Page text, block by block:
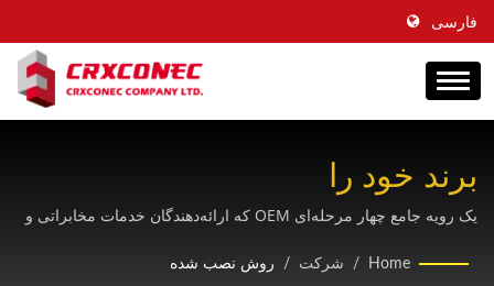
فارسی
برند خود را
باCRXCONECراهکارهای
کابل‌کشی ساختاریافته OEM
یک رویه جامع چهار مرحله‌ای OEM که ارائه‌دهندگان خدمات مخابراتی و
آزمایش و پشتیبانی بلندمدت برای ایجاد راه‌حل‌های زیرساخت شبکه
Home
/ شرکت / روش نصب شده